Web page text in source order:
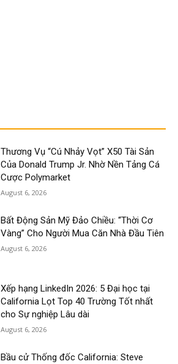
Thương Vụ “Cú Nhảy Vọt” X50 Tài Sản
Của Donald Trump Jr. Nhờ Nền Tảng Cá
Cược Polymarket
August 6, 2026
Bất Động Sản Mỹ Đảo Chiều: “Thời Cơ
Vàng” Cho Người Mua Căn Nhà Đầu Tiên
August 6, 2026
Xếp hạng LinkedIn 2026: 5 Đại học tại
California Lọt Top 40 Trường Tốt nhất
cho Sự nghiệp Lâu dài
August 6, 2026
Bầu cử Thống đốc California: Steve